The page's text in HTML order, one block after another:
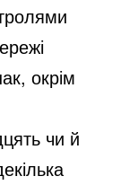
окрім
чи й